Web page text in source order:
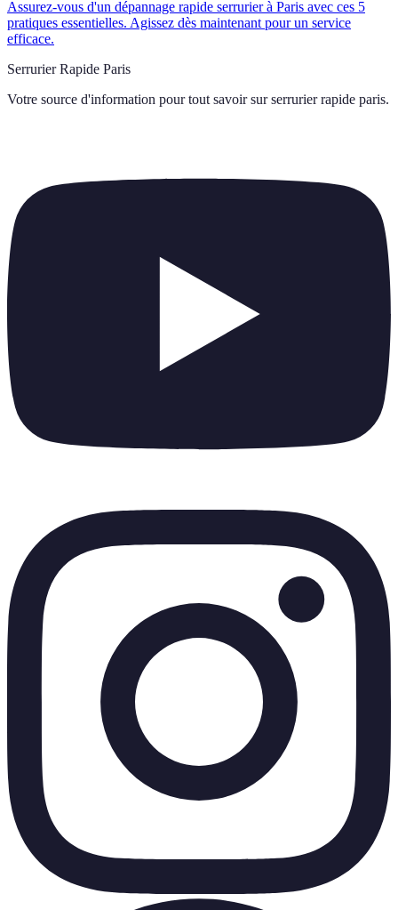
Assurez-vous d'un dépannage rapide serrurier à Paris avec ces 5
pratiques essentielles. Agissez dès maintenant pour un service
efficace.
Serrurier Rapide Paris
Votre source d'information pour tout savoir sur serrurier rapide paris.